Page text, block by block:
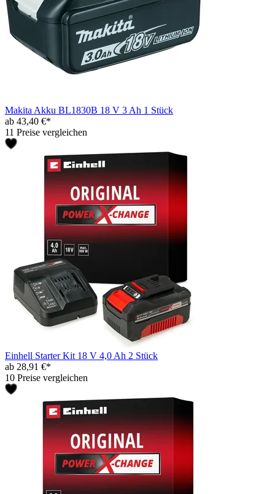
Makita Akku BL1830B 18 V 3 Ah 1 Stück
ab 43,40 €*
11 Preise vergleichen
Einhell Starter Kit 18 V 4,0 Ah 2 Stück
ab 28,91 €*
10 Preise vergleichen